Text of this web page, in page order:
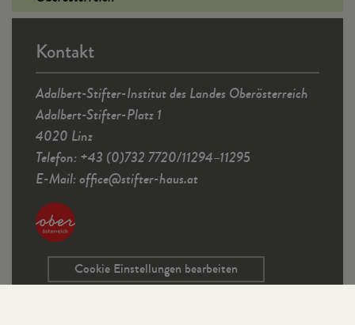
Kontakt
Adalbert-Stifter-Institut des Landes Oberösterreich
Adalbert-Stifter-Platz 1
4020 Linz
Telefon: +43 (0)732 7720/11294–11295
E-Mail:office@stifter-haus.at
Cookie Einstellungen bearbeiten